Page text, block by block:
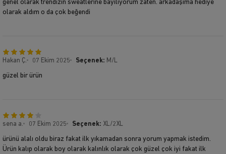
genel olarak trendizin sweatlerine bayılıyorum zaten. arkadaşıma hediye
olarak aldım o da çok beğendi
Hakan Ç. 07 Ekim 2025 Seçenek: M/L
güzel bir ürün
sena a. 07 Ekim 2025 Seçenek: XL/2XL
ürünü alalı oldu biraz fakat ilk yıkamadan sonra yorum yapmak istedim.
Ürün kalıp olarak boy olarak kalınlık olarak çok güzel çok iyi fakat ilk